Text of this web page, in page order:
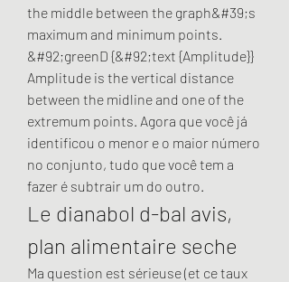
the middle between the graph&#39;s
maximum and minimum points.
&#92;greenD {&#92;text {Amplitude}}
Amplitude is the vertical distance
between the midline and one of the
extremum points. Agora que você já
identificou o menor e o maior número
no conjunto, tudo que você tem a
fazer é subtrair um do outro.
Le dianabol d-bal avis,
plan alimentaire seche
Ma question est sérieuse (et ce taux